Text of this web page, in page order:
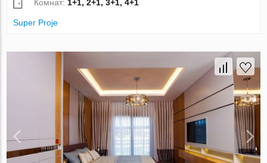
Комнат:1+1, 2+1, 3+1, 4+1
Super Proje